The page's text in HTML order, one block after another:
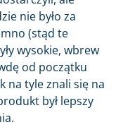
nie było za
(stąd te
wysokie, wbrew
od początku
na tyle znali się na
był lepszy